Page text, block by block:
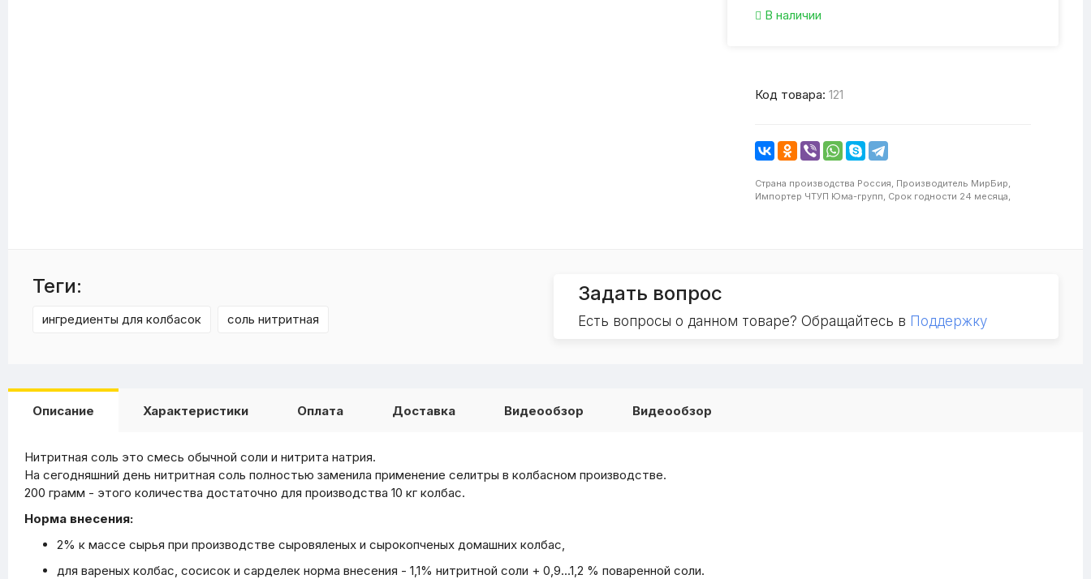
В наличии
Код товара: 121
Страна производства Россия, Производитель МирБир,
Импортер ЧТУП Юма-групп, Срок годности 24 месяца,
Теги:
ингредиенты для колбасок соль нитритная
Задать вопрос
Есть вопросы о данном товаре? Обращайтесь в Поддержку
Описание Характеристики Оплата Доставка Видеообзор Видеообзор
Нитритная соль это смесь обычной соли и нитрита натрия.
На сегодняшний день нитритная соль полностью заменила применение селитры в колбасном производстве.
200 грамм - этого количества достаточно для производства 10 кг колбас.
Норма внесения:
2% к массе сырья при производстве сыровяленых и сырокопченых домашних колбас,
для вареных колбас, сосисок и сарделек норма внесения - 1,1% нитритной соли + 0,9...1,2 % поваренной соли.